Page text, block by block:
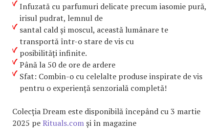
Infuzată cu parfumuri delicate precum iasomie pură,
irisul pudrat, lemnul de
santal cald și moscul, această lumânare te
transportă într-o stare de vis cu
posibilități infinite.
Până la 50 de ore de ardere
Sfat: Combin-o cu celelalte produse inspirate de vis
pentru o experiență senzorială completă!
Colecția Dream este disponibilă începând cu 3 martie
2025 peRituals.comși în magazine